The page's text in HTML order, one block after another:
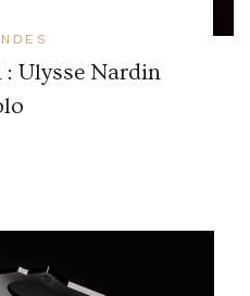
: Ulysse Nardin